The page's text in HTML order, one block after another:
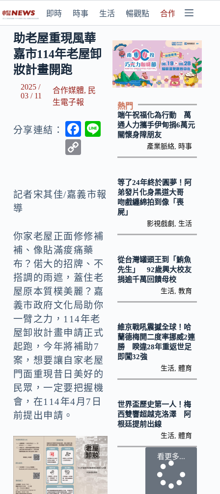
即時 時事 生活 暢觀點 合作媒體
助老屋重現風華
嘉市114年老屋卸
妝計畫開跑
2025 /
03 / 11
合作媒體, 民
生電子報
分享連結：
F
o
y
k
記者宋其佳/嘉義市報
導
你家老屋正面修修補
補、像貼滿痠痛藥
布？偌大的招牌、不
搭調的雨遮，蓋住老
屋原本質樸美麗？嘉
義市政府文化局助你
一臂之力，114年老
屋卸妝計畫申請正式
起跑，今年將補助7
案，想要讓自家老屋
門面重現昔日美好的
民眾，一定要把握機
會，在114年4月7日
前提出申請。
熱門
端午祝福化為行動 萬
通人力攜手伊甸捐6萬元
關懷身障朋友
產業脈絡 時事
等了24年終於圓夢！阿
弟發片化身黑道大哥
吻戲纏綿拍到像「喪
屍」
影視戲劇 生活
從台灣罐頭王到「鮪魚
先生」 92歲興大校友
捐逾千萬回饋母校
生活 ,教育
維京戰吼震撼全球！哈
蘭德梅開二度率挪威2連
勝 睽違28年重返世足
即闖32強
生活 ,體育
世界盃歷史第一人！梅
西雙響超越克洛澤 阿
根廷提前出線
生活 ,體育
看更多...